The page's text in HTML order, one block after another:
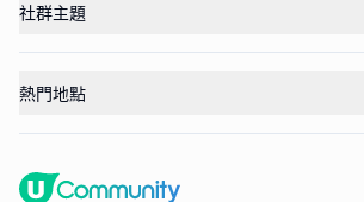
社群主題
熱門地點